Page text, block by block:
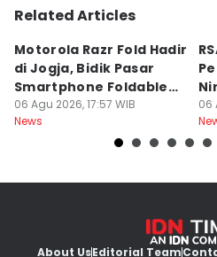
Related Articles
Motorola Razr Fold Hadir
di Jogja, Bidik Pasar
Smartphone Foldable
Premium
06 Agu 2026, 17:57 WIB
News
06
About UsEditorial Team